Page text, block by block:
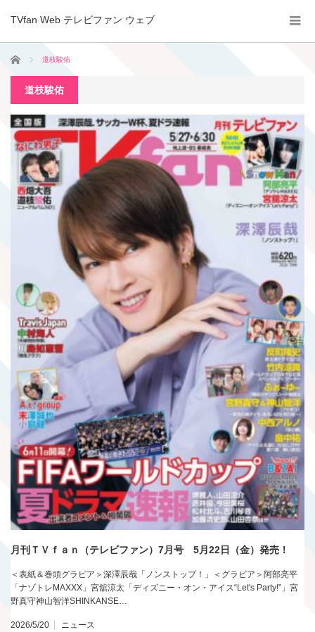
TVfan Web テレビファン ウェブ
ホーム 道枝駿佑
道枝駿佑
月刊ＴＶｆａｎ（テレビファン）7月号 5月22日（金）発売！
＜表紙＆巻頭グラビア＞深澤辰哉「ノンストップ！」＜グラビア＞阿部亮平
「ナゾトレMAXXX」宮舘涼太「ディズニー・オン・アイス“Let's Party!”」宮
野真守神山智洋SHINKANSE…
2026/5/20 ニュース